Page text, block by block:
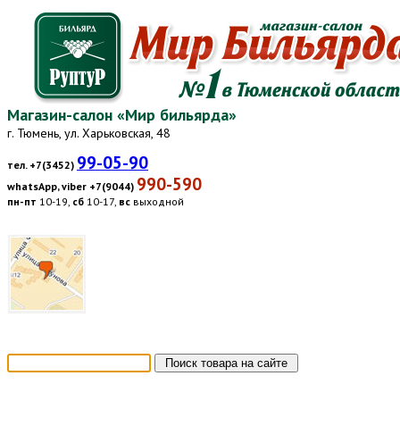
Магазин-салон «Мир бильярда»
г. Тюмень, ул. Харьковская, 48
тел. +7(3452) 99-05-90
whatsApp, viber +7(9044) 990-590
пн-пт 10-19, сб 10-17, вс выходной